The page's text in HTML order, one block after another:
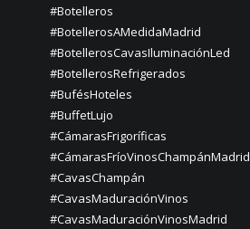
#Botelleros
#BotellerosAMedidaMadrid
#BotellerosCavasIluminaciónLed
#BotellerosRefrigerados
#BufésHoteles
#BuffetLujo
#CámarasFrigoríficas
#CámarasFríoVinosChampánMadrid
#CavasChampán
#CavasMaduraciónVinos
#CavasMaduraciónVinosMadrid